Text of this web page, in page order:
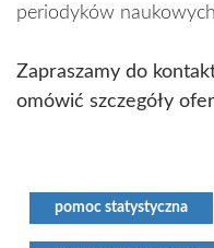
periodyków
Zapraszamy do
omówić szczegóły
pomoc statystyczna